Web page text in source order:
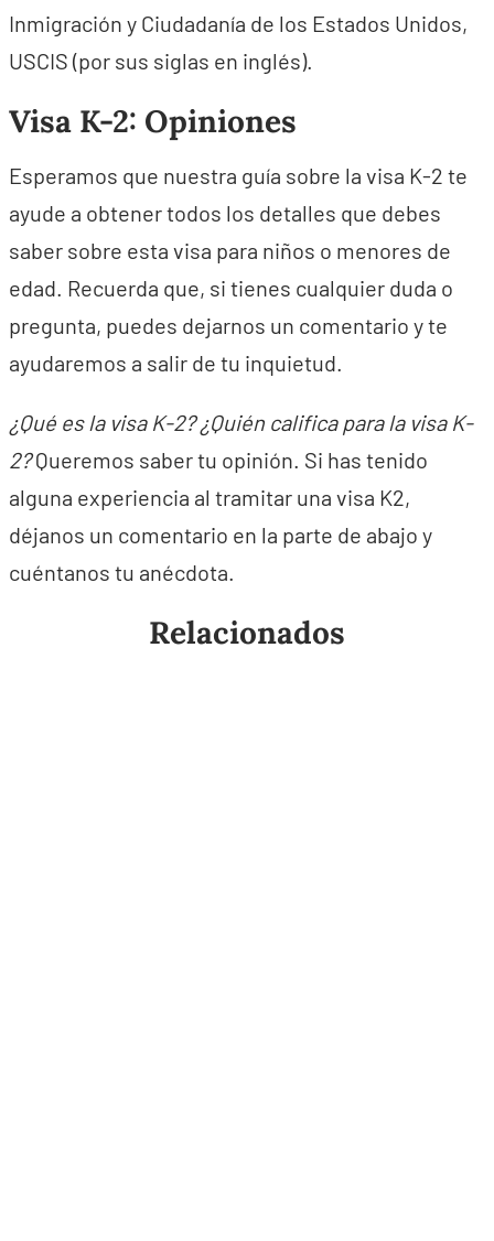
Inmigración y Ciudadanía de los Estados Unidos,
USCIS (por sus siglas en inglés).
Visa K-2: Opiniones
Esperamos que nuestra guía sobre la visa K-2 te
ayude a obtener todos los detalles que debes
saber sobre esta visa para niños o menores de
edad. Recuerda que, si tienes cualquier duda o
pregunta, puedes dejarnos un comentario y te
ayudaremos a salir de tu inquietud.
¿Qué es la visa K-2? ¿Quién califica para la visa K-
2?Queremos saber tu opinión. Si has tenido
alguna experiencia al tramitar una visa K2,
déjanos un comentario en la parte de abajo y
cuéntanos tu anécdota.
Relacionados